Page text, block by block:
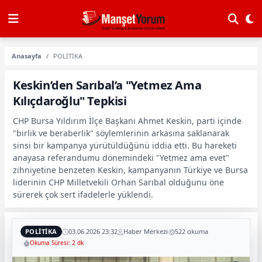
Anasayfa POLİTİKA
Keskin’den Sarıbal’a "Yetmez Ama
Kılıçdaroğlu" Tepkisi
CHP Bursa Yıldırım İlçe Başkanı Ahmet Keskin, parti içinde
"birlik ve beraberlik" söylemlerinin arkasına saklanarak
sinsi bir kampanya yürütüldüğünü iddia etti. Bu hareketi
anayasa referandumu dönemindeki "Yetmez ama evet"
zihniyetine benzeten Keskin, kampanyanın Türkiye ve Bursa
liderinin CHP Milletvekili Orhan Sarıbal olduğunu öne
sürerek çok sert ifadelerle yüklendi.
POLİTİKA 03.06.2026 23:32 Haber Merkezi 522 okuma
Okuma Süresi: 2 dk